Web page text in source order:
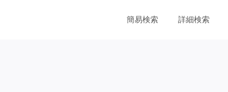
簡易検索 詳細検索